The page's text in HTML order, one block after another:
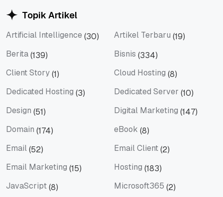
Topik Artikel
Artificial Intelligence (30) Artikel Terbaru (19)
Berita(139) Bisnis (334)
Client Story(1) Cloud Hosting (8)
Dedicated Hosting (3) Dedicated Server (10)
Design (51) Digital Marketing (147)
Domain (174) eBook (8)
Email(52) Email Client(2)
Email Marketing (15) Hosting (183)
JavaScript(8) Microsoft365 (2)